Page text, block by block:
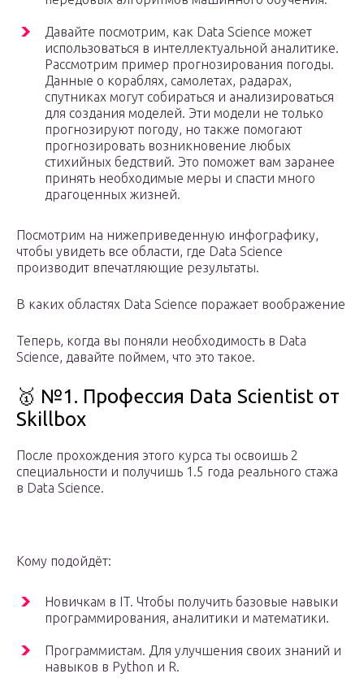
Давайте посмотрим, как Data Science может
использоваться в интеллектуальной аналитике.
Рассмотрим пример прогнозирования погоды.
Данные о кораблях, самолетах, радарах,
спутниках могут собираться и анализироваться
для создания моделей. Эти модели не только
прогнозируют погоду, но также помогают
прогнозировать возникновение любых
стихийных бедствий. Это поможет вам заранее
принять необходимые меры и спасти много
драгоценных жизней.
Посмотрим на нижеприведенную инфографику,
чтобы увидеть все области, где Data Science
производит впечатляющие результаты.
В каких областях Data Science поражает воображение
Теперь, когда вы поняли необходимость в Data
Science, давайте поймем, что это такое.
🥇 №1. Профессия Data Scientist от
Skillbox
После прохождения этого курса ты освоишь 2
специальности и получишь 1.5 года реального стажа
в Data Science.
Кому подойдёт:
Новичкам в IT. Чтобы получить базовые навыки
программирования, аналитики и математики.
Программистам. Для улучшения своих знаний и
навыков в Python и R.